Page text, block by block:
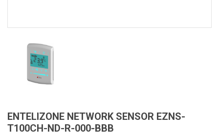
ENTELIZONE NETWORK SENSOR EZNS-
T100CH-ND-R-000-BBB